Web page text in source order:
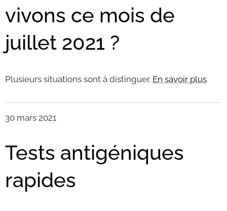
vivons ce mois de
juillet 2021 ?
Plusieurs situations sont à distinguer. En savoir plus
30 mars 2021
Tests antigéniques
rapides